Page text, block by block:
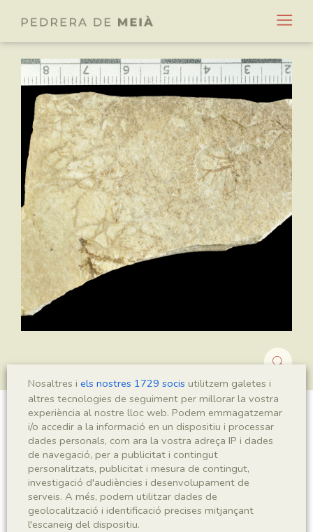
?Montsechia sp.
Sigla
MNHN 17362a
Nosaltres i els nostres 1729 socis utilitzem galetes i
altres tecnologies de seguiment per millorar la vostra
experiència al nostre lloc web. Podem emmagatzemar
i/o accedir a la informació en un dispositiu i processar
dades personals, com ara la vostra adreça IP i dades
de navegació, per a publicitat i contingut
personalitzats, publicitat i mesura de contingut,
investigació d'audiències i desenvolupament de
serveis. A més, podem utilitzar dades de
geolocalització i identificació precises mitjançant
l'escaneig del dispositiu.